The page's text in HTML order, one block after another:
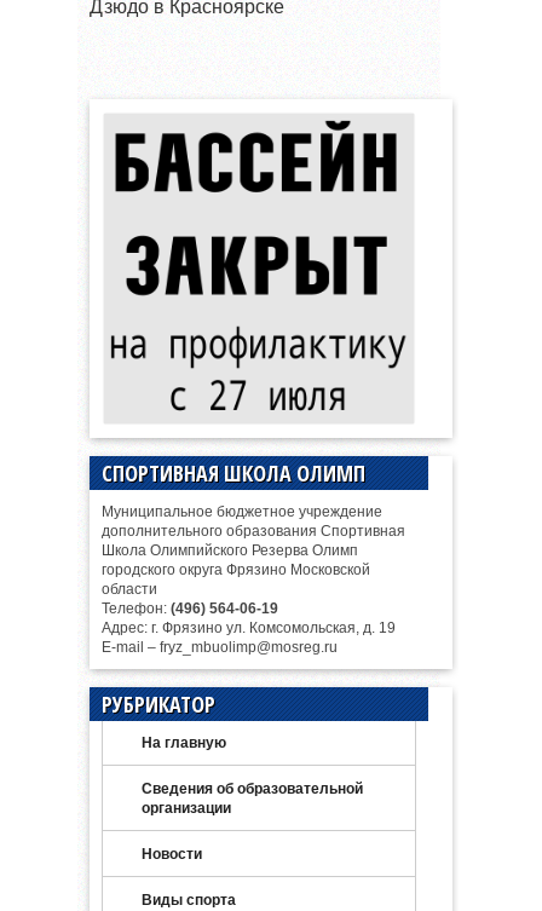
Дзюдо в Красноярске
СПОРТИВНАЯ ШКОЛА ОЛИМП
Муниципальное бюджетное учреждение
дополнительного образования Спортивная
Школа Олимпийского Резерва Олимп
городского округа Фрязино Московской
области
Телефон: (496) 564-06-19
Адрес: г. Фрязино ул. Комсомольская, д. 19
E-mail – fryz_mbuolimp@mosreg.ru
РУБРИКАТОР
На главную
Сведения об образовательной
организации
Новости
Виды спорта